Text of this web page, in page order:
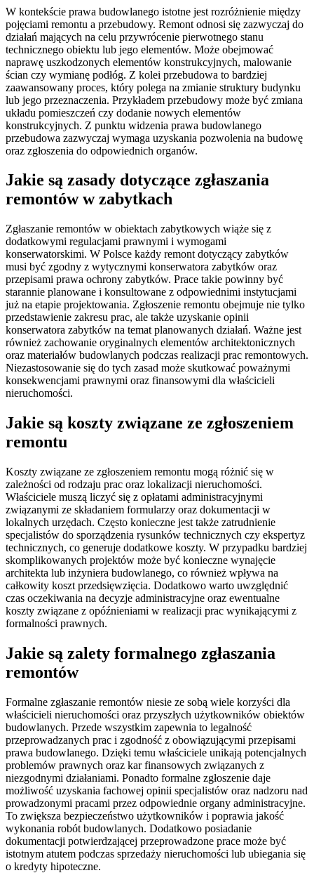
W kontekście prawa budowlanego istotne jest rozróżnienie między
pojęciami remontu a przebudowy. Remont odnosi się zazwyczaj do
działań mających na celu przywrócenie pierwotnego stanu
technicznego obiektu lub jego elementów. Może obejmować
naprawę uszkodzonych elementów konstrukcyjnych, malowanie
ścian czy wymianę podłóg. Z kolei przebudowa to bardziej
zaawansowany proces, który polega na zmianie struktury budynku
lub jego przeznaczenia. Przykładem przebudowy może być zmiana
układu pomieszczeń czy dodanie nowych elementów
konstrukcyjnych. Z punktu widzenia prawa budowlanego
przebudowa zazwyczaj wymaga uzyskania pozwolenia na budowę
oraz zgłoszenia do odpowiednich organów.
Jakie są zasady dotyczące zgłaszania
remontów w zabytkach
Zgłaszanie remontów w obiektach zabytkowych wiąże się z
dodatkowymi regulacjami prawnymi i wymogami
konserwatorskimi. W Polsce każdy remont dotyczący zabytków
musi być zgodny z wytycznymi konserwatora zabytków oraz
przepisami prawa ochrony zabytków. Prace takie powinny być
starannie planowane i konsultowane z odpowiednimi instytucjami
już na etapie projektowania. Zgłoszenie remontu obejmuje nie tylko
przedstawienie zakresu prac, ale także uzyskanie opinii
konserwatora zabytków na temat planowanych działań. Ważne jest
również zachowanie oryginalnych elementów architektonicznych
oraz materiałów budowlanych podczas realizacji prac remontowych.
Niezastosowanie się do tych zasad może skutkować poważnymi
konsekwencjami prawnymi oraz finansowymi dla właścicieli
nieruchomości.
Jakie są koszty związane ze zgłoszeniem
remontu
Koszty związane ze zgłoszeniem remontu mogą różnić się w
zależności od rodzaju prac oraz lokalizacji nieruchomości.
Właściciele muszą liczyć się z opłatami administracyjnymi
związanymi ze składaniem formularzy oraz dokumentacji w
lokalnych urzędach. Często konieczne jest także zatrudnienie
specjalistów do sporządzenia rysunków technicznych czy ekspertyz
technicznych, co generuje dodatkowe koszty. W przypadku bardziej
skomplikowanych projektów może być konieczne wynajęcie
architekta lub inżyniera budowlanego, co również wpływa na
całkowity koszt przedsięwzięcia. Dodatkowo warto uwzględnić
czas oczekiwania na decyzje administracyjne oraz ewentualne
koszty związane z opóźnieniami w realizacji prac wynikającymi z
formalności prawnych.
Jakie są zalety formalnego zgłaszania
remontów
Formalne zgłaszanie remontów niesie ze sobą wiele korzyści dla
właścicieli nieruchomości oraz przyszłych użytkowników obiektów
budowlanych. Przede wszystkim zapewnia to legalność
przeprowadzanych prac i zgodność z obowiązującymi przepisami
prawa budowlanego. Dzięki temu właściciele unikają potencjalnych
problemów prawnych oraz kar finansowych związanych z
niezgodnymi działaniami. Ponadto formalne zgłoszenie daje
możliwość uzyskania fachowej opinii specjalistów oraz nadzoru nad
prowadzonymi pracami przez odpowiednie organy administracyjne.
To zwiększa bezpieczeństwo użytkowników i poprawia jakość
wykonania robót budowlanych. Dodatkowo posiadanie
dokumentacji potwierdzającej przeprowadzone prace może być
istotnym atutem podczas sprzedaży nieruchomości lub ubiegania się
o kredyty hipoteczne.